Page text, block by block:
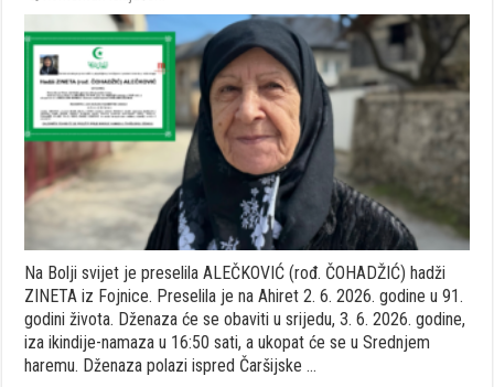
Na
Bolji
svijet
je
preselila
ALEČKOVIĆ
(rođ.
ČOHADŽIĆ)
hadži
ZINETA
iz
Fojnice
Na Bolji svijet je preselila ALEČKOVIĆ (rođ. ČOHADŽIĆ) hadži
ZINETA iz Fojnice. Preselila je na Ahiret 2. 6. 2026. godine u 91.
godini života. Dženaza će se obaviti u srijedu, 3. 6. 2026. godine,
iza ikindije-namaza u 16:50 sati, a ukopat će se u Srednjem
haremu. Dženaza polazi ispred Čaršijske …